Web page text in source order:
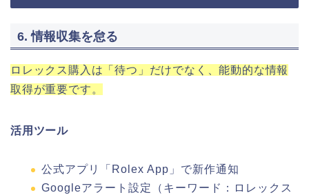
6. 情報収集を怠る
ロレックス購入は「待つ」だけでなく、能動的な情報
取得が重要です。
活用ツール
公式アプリ「Rolex App」で新作通知
Googleアラート設定（キーワード：ロレックス